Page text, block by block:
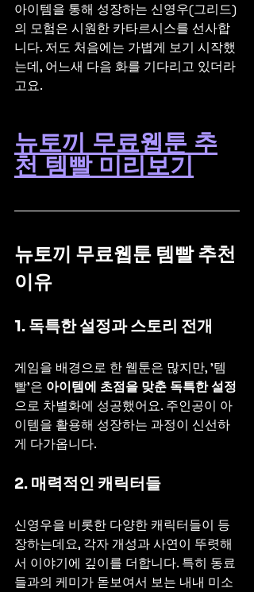
아이템을 통해 성장하는 신영우(그리드)
의 모험은 시원한 카타르시스를 선사합
니다. 저도 처음에는 가볍게 보기 시작했
는데, 어느새 다음 화를 기다리고 있더라
고요.
뉴토끼 무료웹툰 추
천 템빨 미리보기
뉴토끼 무료웹툰 템빨 추천
이유
1. 독특한 설정과 스토리 전개
게임을 배경으로 한 웹툰은 많지만, '템
빨'은 아이템에 초점을 맞춘 독특한 설정
으로 차별화에 성공했어요. 주인공이 아
이템을 활용해 성장하는 과정이 신선하
게 다가옵니다.
2. 매력적인 캐릭터들
신영우을 비롯한 다양한 캐릭터들이 등
장하는데요, 각자 개성과 사연이 뚜렷해
서 이야기에 깊이를 더합니다. 특히 동료
들과의 케미가 돋보여서 보는 내내 미소